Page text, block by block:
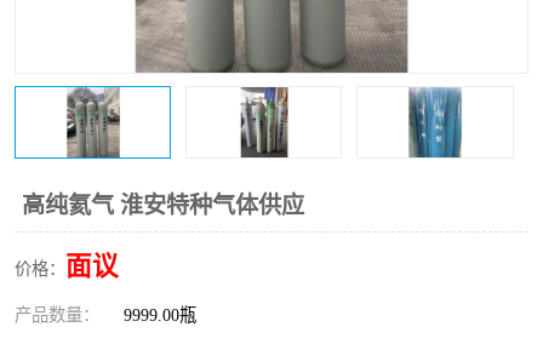
高纯氦气 淮安特种气体供应
价格： 面议
产品数量： 9999.00瓶